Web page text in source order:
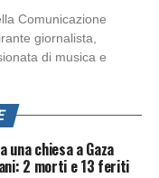
Comunicazione
giornalista,
di musica e
una chiesa a Gaza
2 morti e 13 feriti